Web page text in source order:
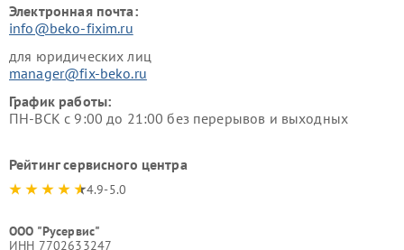
Электронная почта:
info@beko-fixim.ru
для юридических лиц
manager@fix-beko.ru
График работы:
ПН-ВСК с 9:00 до 21:00 без перерывов и выходных
Рейтинг сервисного центра
4.9-5.0
ООО "Русервис"
ИНН 7702633247